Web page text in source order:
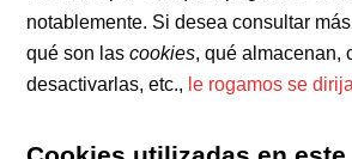
notablemente. Si desea consultar
qué son lascookies, qué almacenan,
desactivarlas, etc., le rogamos se